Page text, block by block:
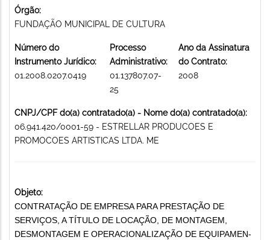
Órgão:
FUNDAÇÃO MUNICIPAL DE CULTURA
Número do
Instrumento Jurídico:
01.2008.0207.0419
Processo
Administrativo:
01.137807.07-
25
Ano da Assinatura
do Contrato:
2008
CNPJ/CPF do(a) contratado(a) - Nome do(a) contratado(a):
06.941.420/0001-59 - ESTRELLAR PRODUCOES E
PROMOCOES ARTISTICAS LTDA. ME
Objeto:
CONTRATAÇÃO DE EMPRESA PARA PRESTAÇÃO DE
SERVIÇOS, A TÍTULO DE LOCAÇÃO, DE MONTAGEM,
DESMONTAGEM E OPERACIONALIZAÇÃO DE EQUIPAMEN-